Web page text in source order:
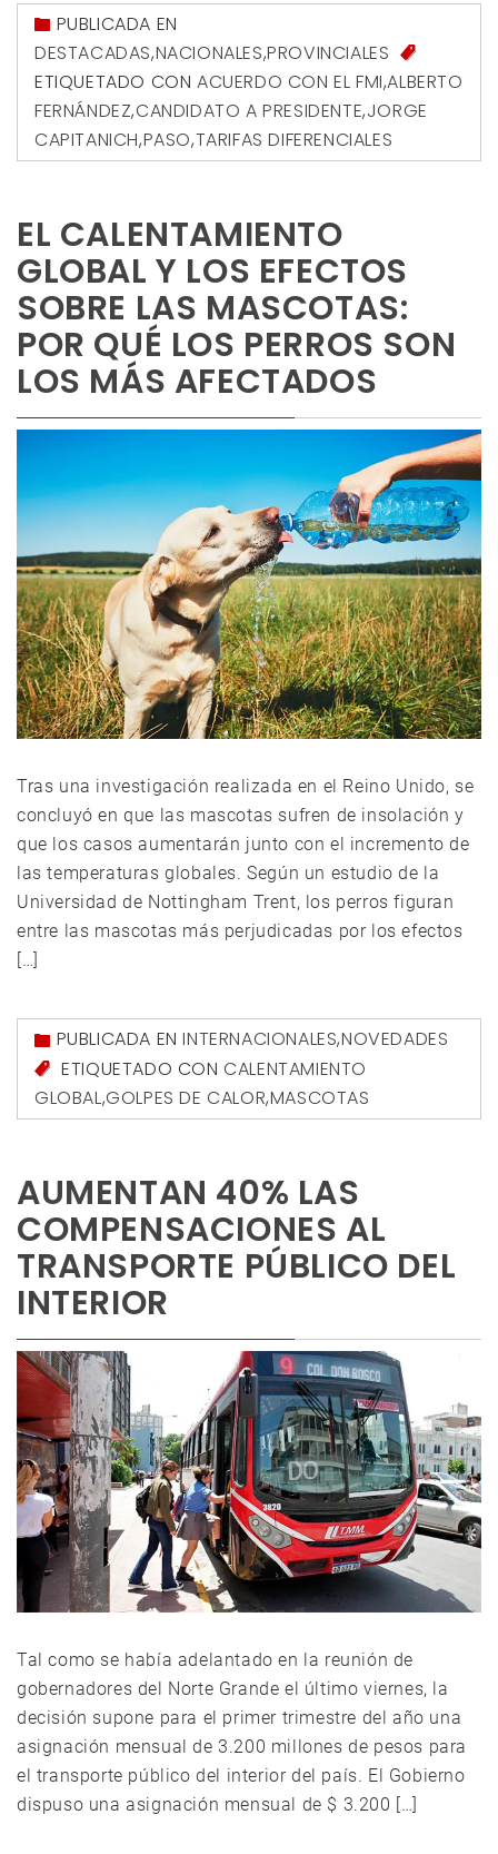
PUBLICADA EN
DESTACADAS,NACIONALES,PROVINCIALES
ETIQUETADO CON ACUERDO CON EL FMI,ALBERTO
FERNÁNDEZ,CANDIDATO A PRESIDENTE,JORGE
CAPITANICH,PASO,TARIFAS DIFERENCIALES
EL CALENTAMIENTO
GLOBAL Y LOS EFECTOS
SOBRE LAS MASCOTAS:
POR QUÉ LOS PERROS SON
LOS MÁS AFECTADOS
Tras una investigación realizada en el Reino Unido, se
concluyó en que las mascotas sufren de insolación y
que los casos aumentarán junto con el incremento de
las temperaturas globales. Según un estudio de la
Universidad de Nottingham Trent, los perros figuran
entre las mascotas más perjudicadas por los efectos
[…]
PUBLICADA ENINTERNACIONALES,NOVEDADES
ETIQUETADO CONCALENTAMIENTO
GLOBAL,GOLPES DE CALOR,MASCOTAS
AUMENTAN 40% LAS
COMPENSACIONES AL
TRANSPORTE PÚBLICO DEL
INTERIOR
Tal como se había adelantado en la reunión de
gobernadores del Norte Grande el último viernes, la
decisión supone para el primer trimestre del año una
asignación mensual de 3.200 millones de pesos para
el transporte público del interior del país. El Gobierno
dispuso una asignación mensual de $ 3.200 […]